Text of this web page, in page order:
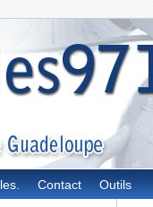
Contact Outils